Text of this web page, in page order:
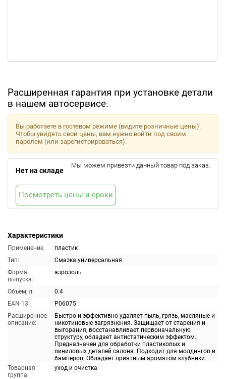
Расширенная гарантия при установке детали
в нашем автосервисе.
Характеристики
Применение:
пластик
Тип:
Смазка универсальная
Форма
выпуска:
аэрозоль
Объём, л:
0.4
EAN-13:
P06075
Расширенное
описание:
Быстро и эффективно удаляет пыль, грязь, масляные и
никотиновые загрязнения. Защищает от старения и
выгорания, восстанавливает первоначальную
структуру, обладает антистатическим эффектом.
Предназначен для обработки пластиковых и
виниловых деталей салона. Подходит для молдингов и
бамперов. Обладает приятным ароматом клубники.
Товарная
группа:
уход и очистка
Вы работаете в гостевом режиме (видите розничные цены).
Чтобы увидеть свои цены, вам нужно войти под своим
паролем (или зарегистрироваться).
Нет на складе
Мы можем привезти данный товар под заказ.
Посмотреть цены и сроки